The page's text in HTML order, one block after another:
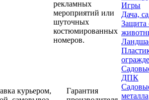
рекламных
мероприятий или
шуточных
костюмированных
номеров.
курьером,
Гарантия
Игры
Дача,
Защита
ДПК
металла